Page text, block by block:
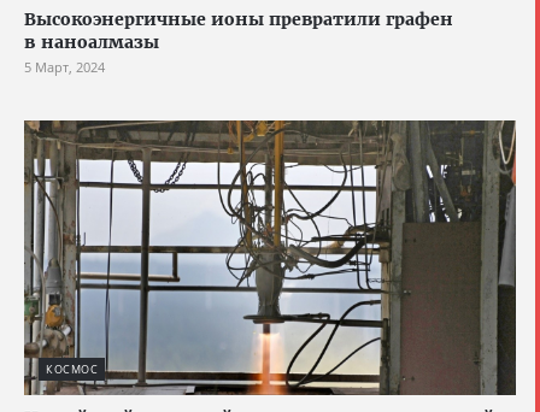
Высокоэнергичные ионы превратили графен
в наноалмазы
5 Март, 2024
КОСМОС